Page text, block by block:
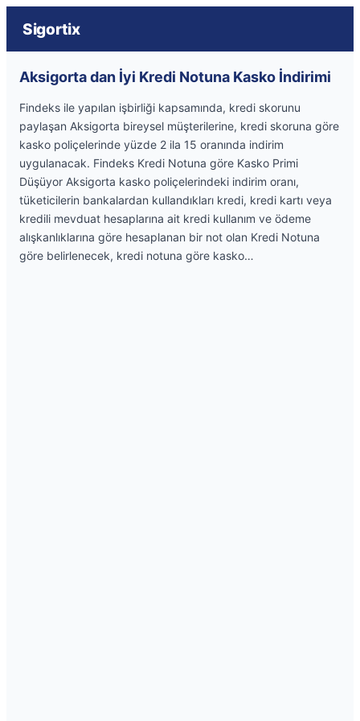
Sigortix
Aksigorta dan İyi Kredi Notuna Kasko İndirimi
Findeks ile yapılan işbirliği kapsamında, kredi skorunu
paylaşan Aksigorta bireysel müşterilerine, kredi skoruna göre
kasko poliçelerinde yüzde 2 ila 15 oranında indirim
uygulanacak. Findeks Kredi Notuna göre Kasko Primi
Düşüyor Aksigorta kasko poliçelerindeki indirim oranı,
tüketicilerin bankalardan kullandıkları kredi, kredi kartı veya
kredili mevduat hesaplarına ait kredi kullanım ve ödeme
alışkanlıklarına göre hesaplanan bir not olan Kredi Notuna
göre belirlenecek, kredi notuna göre kasko…